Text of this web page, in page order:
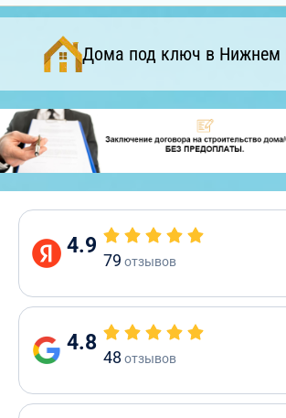
Дома под ключ в Нижнем
4.9
79 отзывов
4.8
48 отзывов